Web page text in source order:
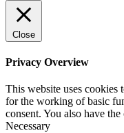
Close
Privacy Overview
This website uses cookies
for the working of basic
consent. You also have
Necessary